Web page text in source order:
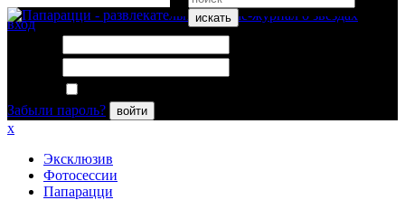
искать
вход
Забыли пароль?
войти
x
Эксклюзив
Фотосессии
Папарацци